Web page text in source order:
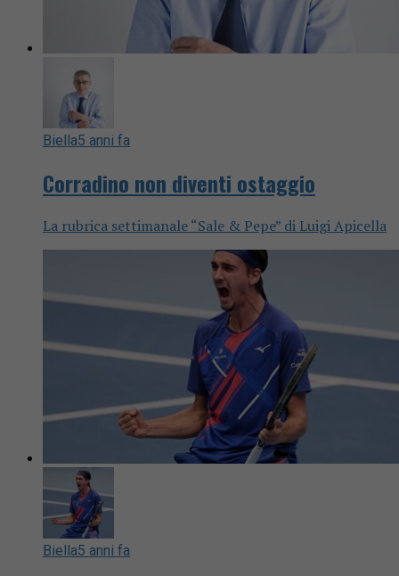
Biella5 anni fa
Corradino non diventi ostaggio
La rubrica settimanale “Sale & Pepe” di Luigi Apicella
Biella5 anni fa